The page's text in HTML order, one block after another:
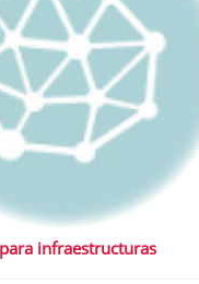
infraestructuras